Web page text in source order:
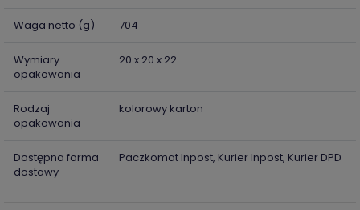
Waga netto (g) 704
Wymiary
opakowania
20 x 20 x 22
Rodzaj
opakowania
kolorowy karton
Dostępna forma
dostawy
Paczkomat Inpost, Kurier Inpost, Kurier DPD